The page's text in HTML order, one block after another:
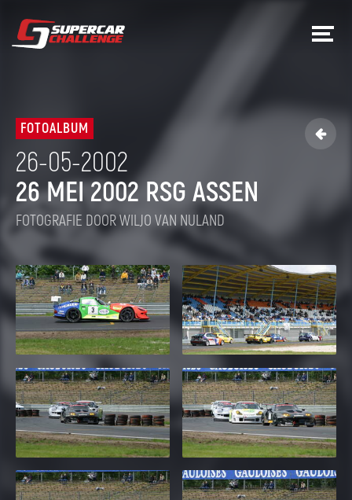

FOTOALBUM
26-05-2002
26 MEI 2002 RSG ASSEN
FOTOGRAFIE DOOR WILJO VAN NULAND